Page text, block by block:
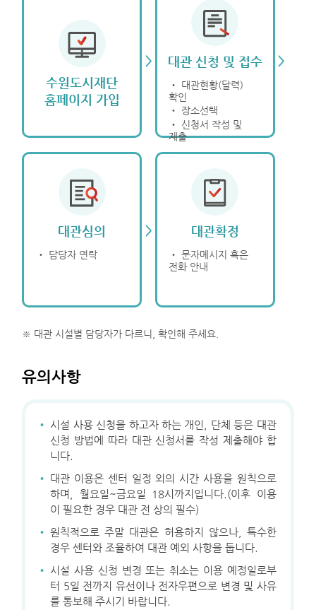
수원도시재단
홈페이지 가입
> 대관 신청 및 접수
‧ 대관현황(달력)
확인
‧ 장소선택
‧ 신청서 작성 및
제출
>
대관심의
‧ 담당자 연락
> 대관확정
‧ 문자메시지 혹은
전화 안내
※ 대관 시설별 담당자가 다르니, 확인해 주세요.
유의사항
· 시설 사용 신청을 하고자 하는 개인, 단체 등은 대관
신청 방법에 따라 대관 신청서를 작성 제출해야 합
니다.
· 대관 이용은 센터 일정 외의 시간 사용을 원칙으로
하며, 월요일~금요일 18시까지입니다.(이후 이용
이 필요한 경우 대관 전 상의 필수)
· 원칙적으로 주말 대관은 허용하지 않으나, 특수한
경우 센터와 조율하여 대관 예외 사항을 둡니다.
· 시설 사용 신청 변경 또는 취소는 이용 예정일로부
터 5일 전까지 유선이나 전자우편으로 변경 및 사유
를 통보해 주시기 바랍니다.